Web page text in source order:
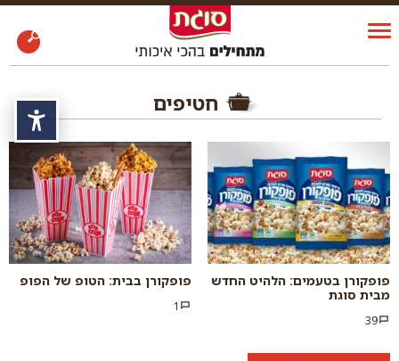
חטיפים
פופקורן בטעמים: הלהיט החדש
מבית סוגת
39
פופקורן בבית: הטופ של הפופ
1